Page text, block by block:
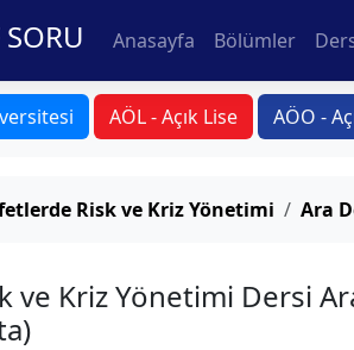
Anasayfa Bölümler
AÖL - Açık Lise AÖO -
Risk ve Kriz Yönetimi Ara
ve Kriz Yönetimi Dersi